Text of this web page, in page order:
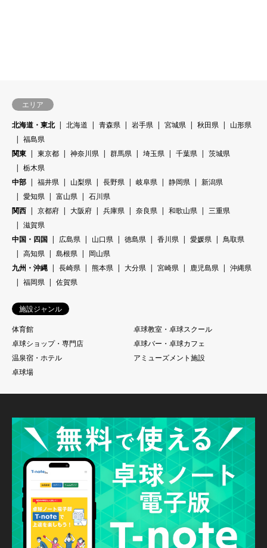
エリア
北海道・東北
北海道 青森県 岩手県 宮城県 秋田県
山形県
福島県
関東
東京都 神奈川県 群馬県 埼玉県 千葉県
茨城県
栃木県
中部
福井県 山梨県 長野県 岐阜県 静岡県
新潟県
愛知県
富山県
石川県
関西
京都府 大阪府 兵庫県 奈良県 和歌山県
三重県
滋賀県
中国・四国
広島県 山口県 徳島県 香川県 愛媛県
鳥取県
高知県
島根県
岡山県
九州・沖縄
長崎県 熊本県 大分県 宮崎県 鹿児島県
沖縄県
福岡県
佐賀県
施設ジャンル
体育館
卓球教室・卓球スクール
卓球ショップ・専門店
卓球バー・卓球カフェ
温泉宿・ホテル
アミューズメント施設
卓球場